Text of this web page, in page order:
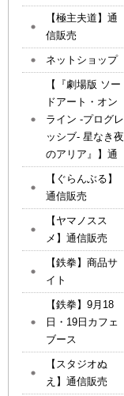
【極主夫道】通
信販売
ネットショップ
【『劇場版 ソー
ドアート・オン
ライン -プログレ
ッシブ- 星なき夜
のアリア』】通
【ぐらんぶる】
通信販売
【ヤマノスス
メ】通信販売
【鉄拳】商品サ
イト
【鉄拳】9月18
日・19日カフェ
ブース
【スタジオぬ
え】通信販売